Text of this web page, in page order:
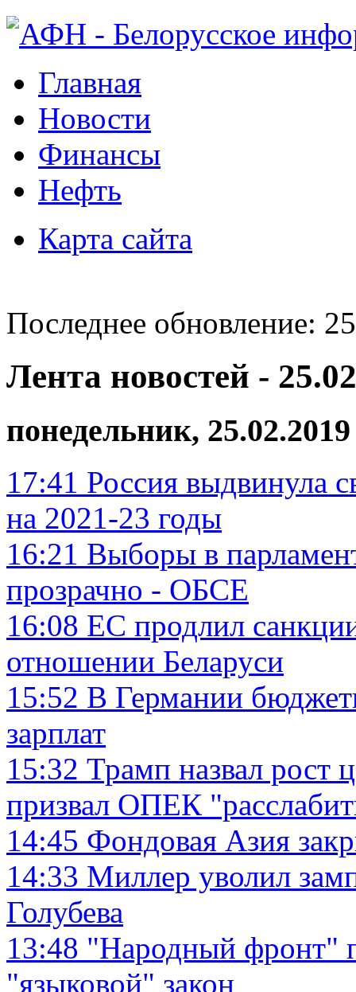
Главная
Новости
Финансы
Нефть
Карта сайта
Последнее обновление:
Лента новостей -
понедельник, 25.02.2019
17:41 Россия выдвинула
на 2021-23 годы
16:21 Выборы в
прозрачно - ОБСЕ
16:08 ЕС продлил
отношении Беларуси
15:52 В Германии
зарплат
15:32 Трамп назвал рост
призвал ОПЕК
14:45 Фондовая Азия
14:33 Миллер уволил
Голубева
13:48 "Народный фронт"
"языковой" закон